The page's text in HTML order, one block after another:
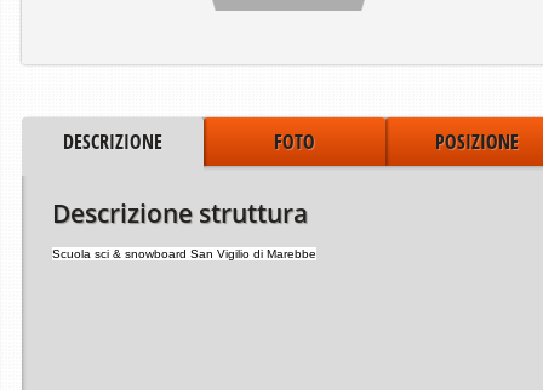
DESCRIZIONE FOTO POSIZIONE
Descrizione struttura
Scuola sci & snowboard San Vigilio di Marebbe